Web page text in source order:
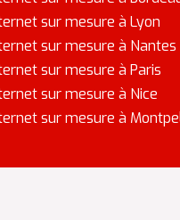
sur mesure à Lyon
sur mesure à Nantes
sur mesure à Paris
sur mesure à Nice
sur mesure à